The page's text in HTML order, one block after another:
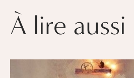
À lire aussi